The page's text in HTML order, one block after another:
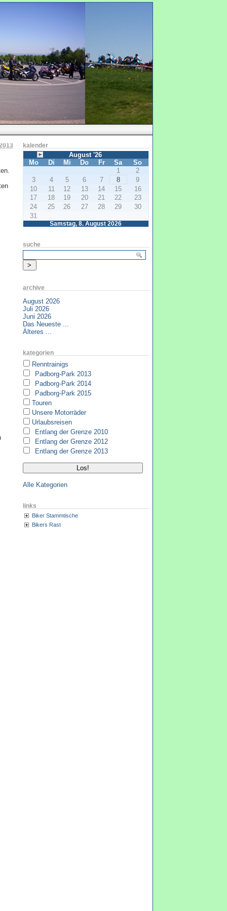
kalender
August '26
Mo
Di Mi Do Fr Sa So
Samstag, 8. August 2026
1
2
3
4 5 6 7 8
9
10
11 12 13 14 15
16
17
18 19 20 21 22
23
24
25 26 27 28 29
30
31
suche
archive
August 2026
Juli 2026
Juni 2026
Das Neueste ...
Älteres ...
kategorien
Renntrainigs
Padborg-Park 2013
Padborg-Park 2014
Padborg-Park 2015
Touren
Unsere Motorräder
Urlaubsreisen
Entlang der Grenze 2010
Entlang der Grenze 2012
Entlang der Grenze 2013
Alle Kategorien
links
Biker Stammtische
Bikers Rast